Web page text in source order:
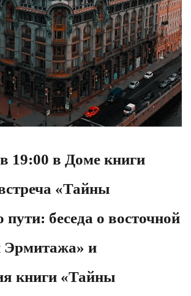
19:00 в Доме книги
«Тайны
беседа о восточной
Эрмитажа» и
книги «Тайны